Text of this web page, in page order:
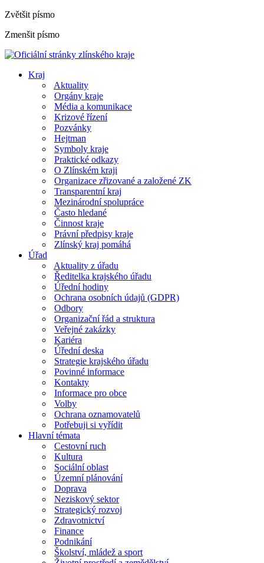
Zvětšit písmo
Zmenšit písmo
Kraj
Aktuality
Orgány kraje
Média a komunikace
Krizové řízení
Pozvánky
Hejtman
Symboly kraje
Praktické odkazy
O Zlínském kraji
Organizace zřizované a založené ZK
Transparentní kraj
Mezinárodní spolupráce
Často hledané
Činnost kraje
Právní předpisy kraje
Zlínský kraj pomáhá
Úřad
Aktuality z úřadu
Ředitelka krajského úřadu
Úřední hodiny
Ochrana osobních údajů (GDPR)
Odbory
Organizační řád a struktura
Veřejné zakázky
Kariéra
Úřední deska
Strategie krajského úřadu
Povinné informace
Kontakty
Informace pro obce
Volby
Ochrana oznamovatelů
Potřebuji si vyřídit
Hlavní témata
Cestovní ruch
Kultura
Sociální oblast
Územní plánování
Doprava
Neziskový sektor
Strategický rozvoj
Zdravotnictví
Finance
Podnikání
Školství, mládež a sport